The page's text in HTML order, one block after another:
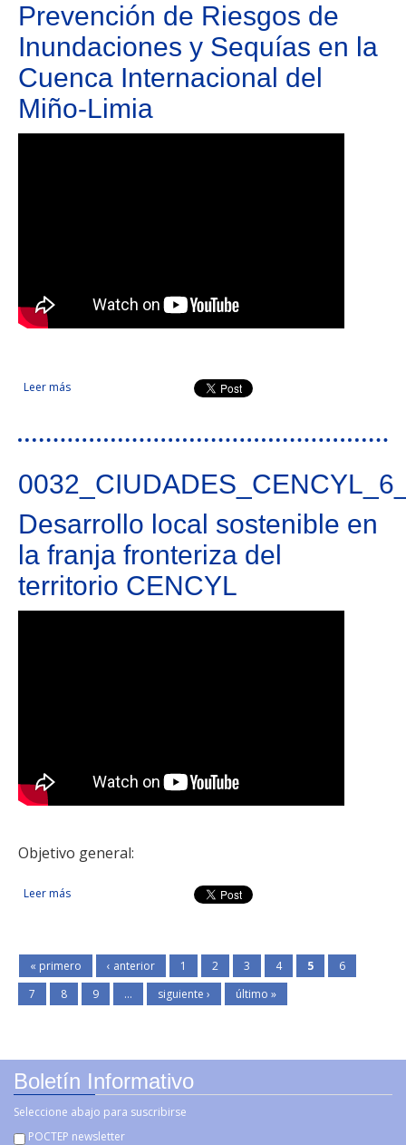
Prevención de Riesgos de
Inundaciones y Sequías en la
Cuenca Internacional del
Miño-Limia
Leer más sobre Prevención de Riesgos de Inundaciones y Sequías en la
Cuenca Internacional del Miño-Limia
Desarrollo local sostenible en
la franja fronteriza del
territorio CENCYL
Objetivo general:
Leer más sobre Desarrollo local sostenible en la franja fronteriza del
« primero ‹ anterior 1 2 3 4 5
6
7
8 9 … siguiente › último »
Boletín Informativo
Seleccione abajo para suscribirse
POCTEP newsletter